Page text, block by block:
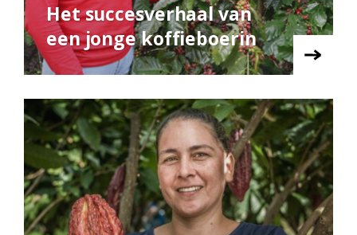
Het succesverhaal van
een jonge koffieboerin